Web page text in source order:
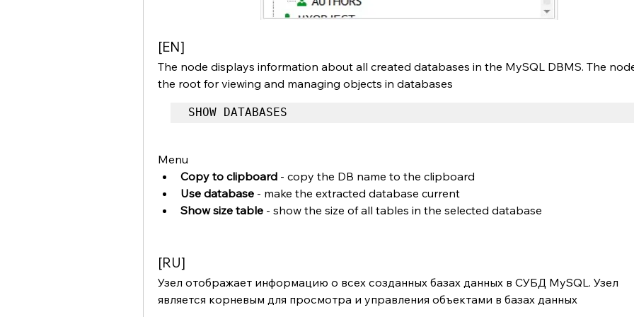
[EN]
The node displays information about all created databases in the MySQL DBMS. The
the root for viewing and managing objects in databases
SHOW DATABASES
Menu
Copy to clipboard - copy the DB name to the clipboard
Use database - make the extracted database current
Show size table - show the size of all tables in the selected database
[RU]
Узел отображает информацию о всех созданных базах данных в СУБД MySQL. Узел
является корневым для просмотра и управления объектами в базах данных